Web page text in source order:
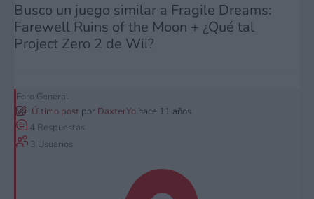
Busco un juego similar a Fragile Dreams:
Farewell Ruins of the Moon + ¿Qué tal
Project Zero 2 de Wii?
Foro General
Último post por DaxterYo hace 11 años
4 Respuestas
3 Usuarios